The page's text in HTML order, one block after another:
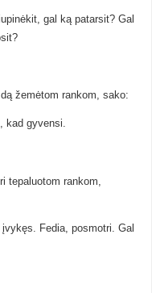
gal ką patarsit? Gal
žemėtom rankom, sako:
kad gyvensi.
tepaluotom rankom,
Fedia, posmotri. Gal